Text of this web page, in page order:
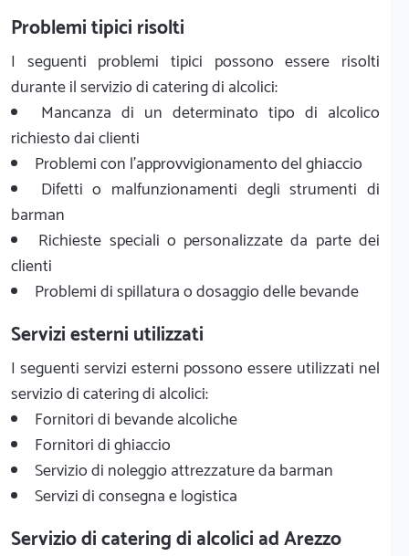
Problemi tipici risolti
I seguenti problemi tipici possono essere risolti
durante il servizio di catering di alcolici:
Mancanza di un determinato tipo di alcolico
richiesto dai clienti
Problemi con l'approvvigionamento del ghiaccio
Difetti o malfunzionamenti degli strumenti di
barman
Richieste speciali o personalizzate da parte dei
clienti
Problemi di spillatura o dosaggio delle bevande
Servizi esterni utilizzati
I seguenti servizi esterni possono essere utilizzati nel
servizio di catering di alcolici:
Fornitori di bevande alcoliche
Fornitori di ghiaccio
Servizio di noleggio attrezzature da barman
Servizi di consegna e logistica
Servizio di catering di alcolici ad Arezzo